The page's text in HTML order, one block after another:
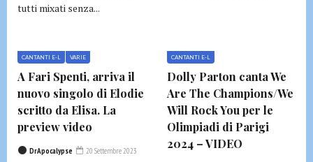
tutti mixati senza...
CANTANTI E-L VARIE
A Fari Spenti, arriva il
nuovo singolo di Elodie
scritto da Elisa. La
preview video
DrApocalypse 20 Settembre 2023
CANTANTI E-L
Dolly Parton canta We
Are The Champions/We
Will Rock You per le
Olimpiadi di Parigi
2024 – VIDEO